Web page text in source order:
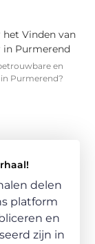
Vinden van
in Purmerend
en
Purmerend?
delen
platform
en
zijn in